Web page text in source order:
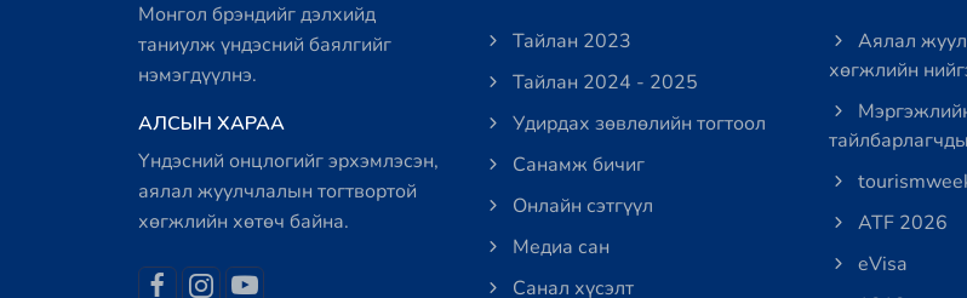
Монгол брэндийг дэлхийд
таниулж үндэсний баялгийг
нэмэгдүүлнэ.
АЛСЫН ХАРАА
Үндэсний онцлогийг эрхэмлэсэн,
аялал жуулчлалын тогтвортой
хөгжлийн хөтөч байна.
Тайлан 2023
Тайлан 2024 - 2025
Удирдах зөвлөлийн тогтоол
Санамж бичиг
Онлайн сэтгүүл
Медиа сан
Санал хүсэлт
Аялал
хөгжлийн
ATF 2026
eVisa